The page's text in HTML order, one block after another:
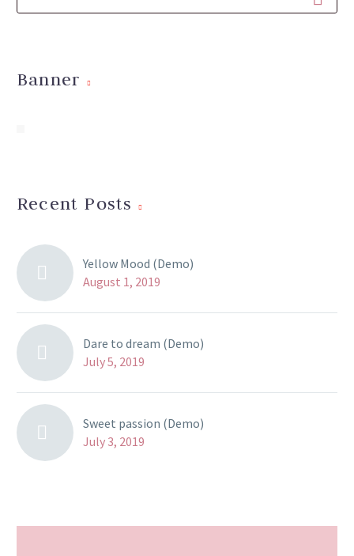
Banner
Recent Posts
Yellow Mood (Demo)
August 1, 2019
Dare to dream (Demo)
July 5, 2019
Sweet passion (Demo)
July 3, 2019